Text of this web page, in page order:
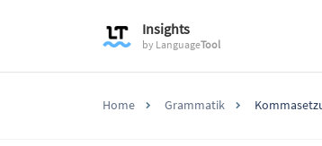
Insights
by LanguageTool
Home Grammatik